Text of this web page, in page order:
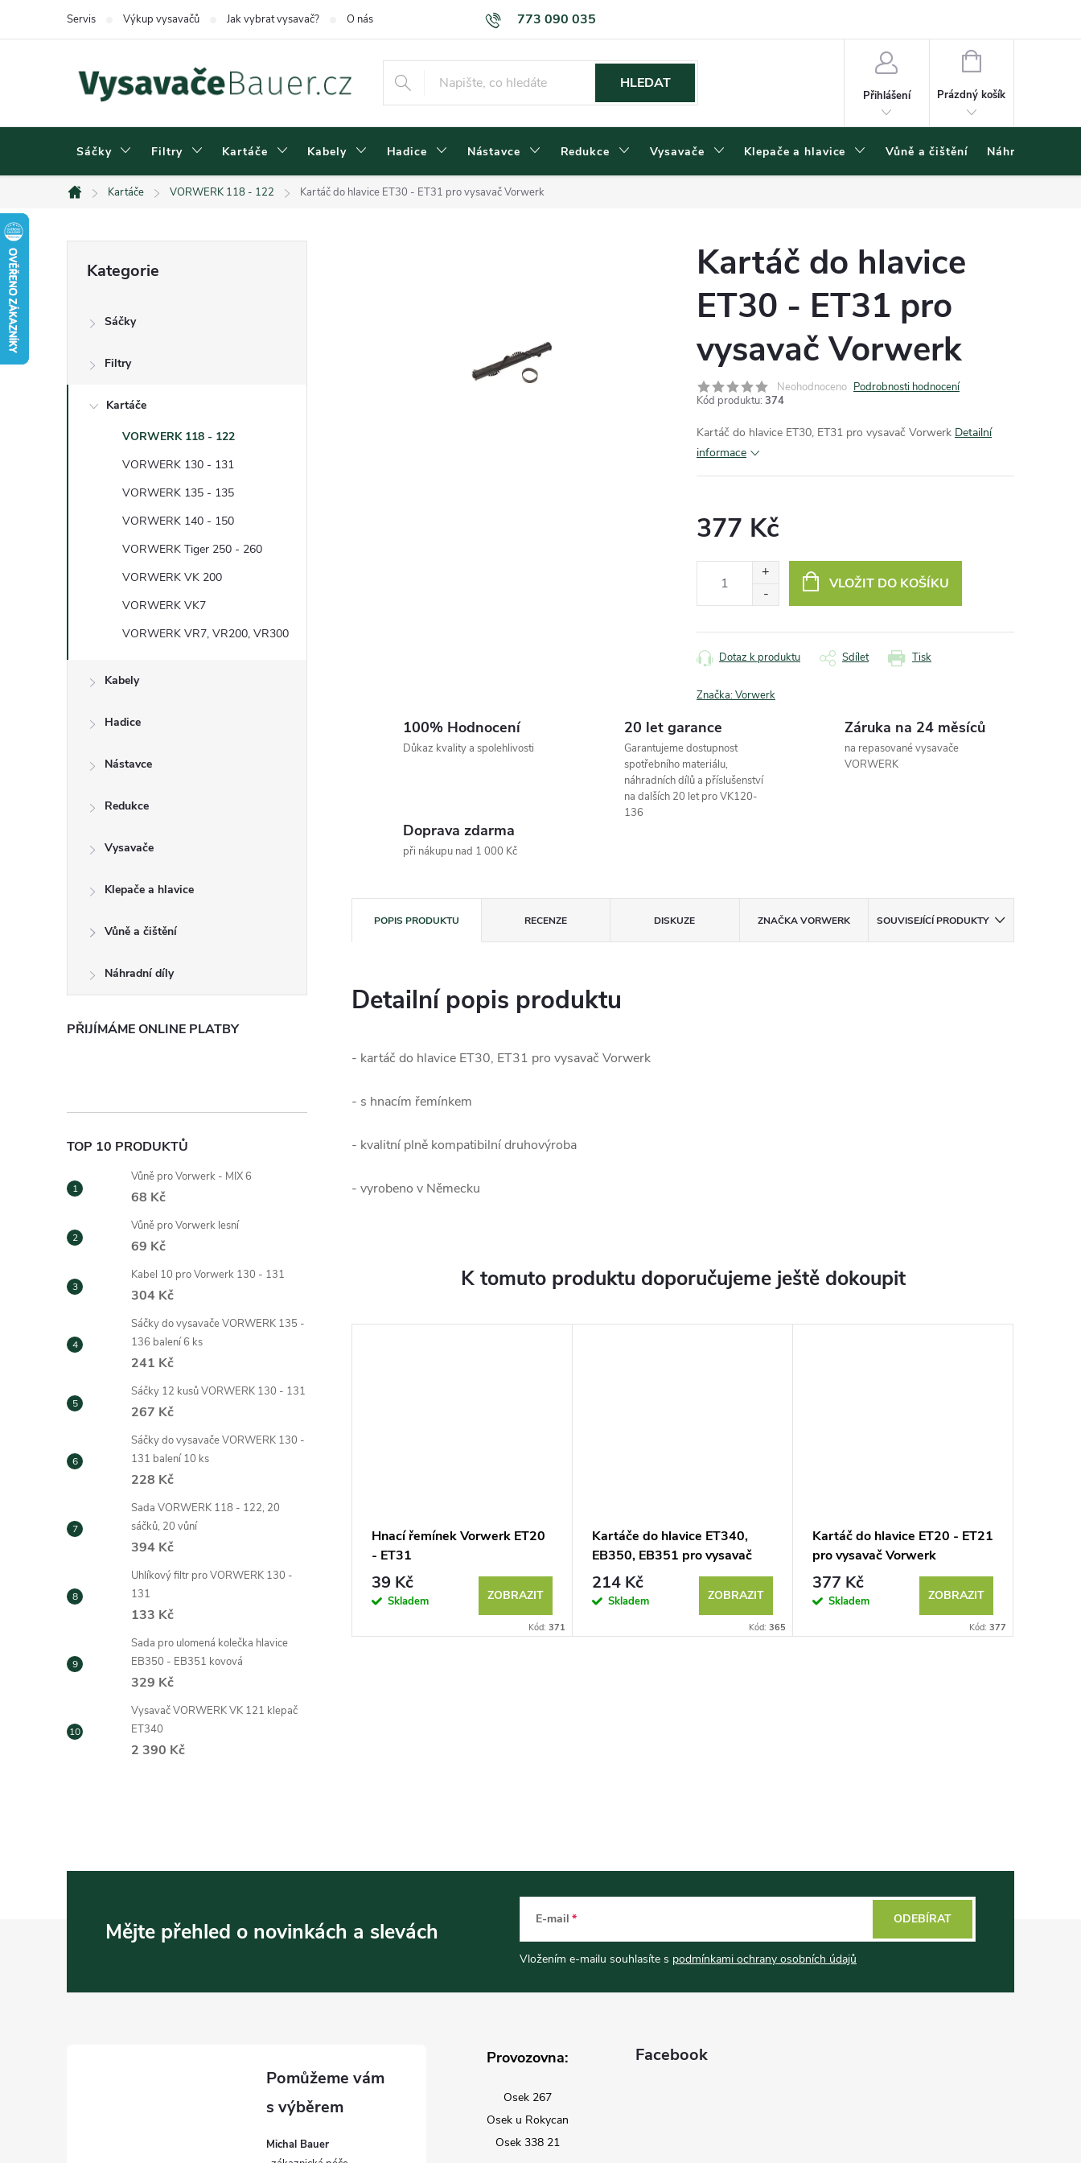
773 090 035
Servis Výkup vysavačů Jak vybrat vysavač? O nás Dodací podmínky Obchodní podmínky
HLEDAT
Přihlášení
NÁKUPNÍ
Prázdný košík
Sáčky Filtry Kartáče Kabely Hadice Nástavce Redukce Vysavače Klepače a hlavice Vůně a čištění Náhradní díly
Domů
Kartáče VORWERK 118 - 122 Kartáč do hlavice ET30 - ET31 pro vysavač Vorwerk
t
a
kategorie
Kategorie
Sáčky
Filtry
Kartáče
VORWERK 118 - 122
VORWERK 130 - 131
VORWERK 135 - 135
VORWERK 140 - 150
VORWERK Tiger 250 - 260
VORWERK VK 200
VORWERK VK7
VORWERK VR7, VR200, VR300
Kabely
Hadice
Nástavce
Redukce
Vysavače
Klepače a hlavice
Vůně a čištění
Náhradní díly
PŘIJÍMÁME ONLINE PLATBY
TOP 10 PRODUKTŮ
Vůně pro Vorwerk - MIX 6
68 Kč
Vůně pro Vorwerk lesní
69 Kč
Kabel 10 pro Vorwerk 130 - 131
304 Kč
Sáčky do vysavače VORWERK 135 -
136 balení 6 ks
241 Kč
Sáčky 12 kusů VORWERK 130 - 131
267 Kč
Sáčky do vysavače VORWERK 130 -
131 balení 10 ks
228 Kč
Sada VORWERK 118 - 122, 20
sáčků, 20 vůní
394 Kč
Uhlíkový filtr pro VORWERK 130 -
131
133 Kč
Sada pro ulomená kolečka hlavice
EB350 - EB351 kovová
329 Kč
Vysavač VORWERK VK 121 klepač
ET340
2 390 Kč
Kartáč do hlavice
ET30 - ET31 pro
vysavač Vorwerk
Neohodnoceno Podrobnosti hodnocení
Kód produktu: 374
Kartáč do hlavice ET30, ET31 pro vysavač Vorwerk Detailní
informace
377 Kč
VLOŽIT DO KOŠÍKU
Tisk
Dotaz k produktu Sdílet
Značka:Vorwerk
100% Hodnocení
Důkaz kvality a spolehlivosti
20 let garance
Garantujeme dostupnost
spotřebního materiálu,
náhradních dílů a příslušenství
na dalších 20 let pro VK120-
136
Záruka na 24 měsíců
na repasované vysavače
VORWERK
Doprava zdarma
při nákupu nad 1 000 Kč
POPIS PRODUKTU RECENZE DISKUZE ZNAČKAVORWERK SOUVISEJÍCÍ PRODUKTY
Detailní popis produktu
- kartáč do hlavice ET30, ET31 pro vysavač Vorwerk
- s hnacím řemínkem
- kvalitní plně kompatibilní druhovýroba
- vyrobeno v Německu
K tomuto produktu doporučujeme ještě dokoupit
Hnací řemínek Vorwerk ET20
- ET31
39 Kč
Skladem ZOBRAZIT
Kód: 371
Kartáče do hlavice ET340,
EB350, EB351 pro vysavač
Vorwerk 120 - 135
214 Kč
Skladem ZOBRAZIT
Kód: 365
Kartáč do hlavice ET20 - ET21
pro vysavač Vorwerk
377 Kč
Skladem ZOBRAZIT
Kód: 377
Mějte přehled o novinkách a slevách E-mail
Vložením e-mailu souhlasíte s podmínkami ochrany osobních údajů
ODEBÍRAT
Michal Bauer
Provozovna:
Osek 267
Osek u Rokycan
Osek 338 21
Facebook